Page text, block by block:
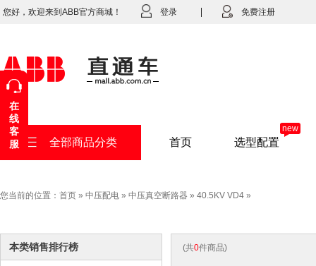
您好，欢迎来到ABB官方商城！ 登录 免费注册
全部商品分类 首页 选型配置
new
您当前的位置： 首页 » 中压配电 » 中压真空断路器 » 40.5KV VD4 »
本类销售排行榜 (共0件商品)
在
线
客
服